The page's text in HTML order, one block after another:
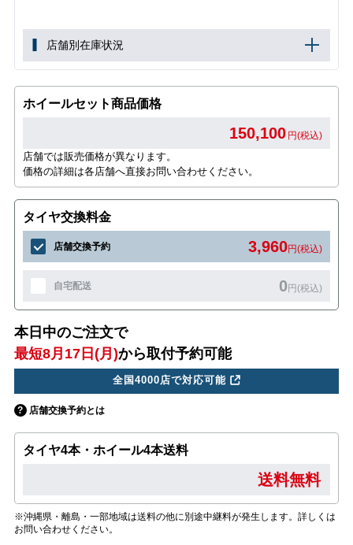
店舗別在庫状況
ホイールセット商品価格
150,100 円(税込)
店舗では販売価格が異なります。
価格の詳細は各店舗へ直接お問い合わせください。
タイヤ交換料金
店舗交換予約 3,960円(税込)
自宅配送 0円(税込)
本日中のご注文で
最短8月17日(月)から取付予約可能
全国4000店で対応可能
店舗交換予約とは
タイヤ4本・ホイール4本送料
送料無料
※沖縄県・離島・一部地域は送料の他に別途中継料が発生します。詳しくは
お問い合わせください。